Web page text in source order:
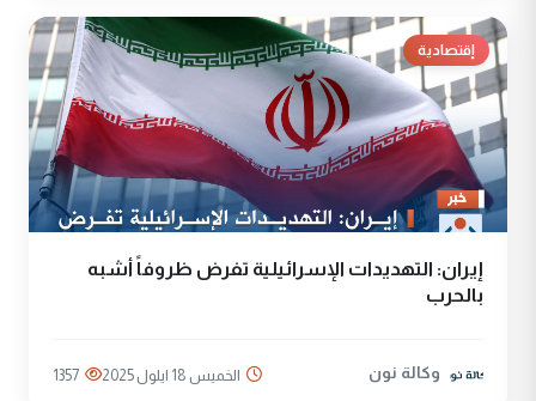
إقتصادية
إيران: التهديدات الإسرائيلية تفرض ظروفاً أشبه
بالحرب
وكالة نون الخميس 18 ايلول 2025 1357